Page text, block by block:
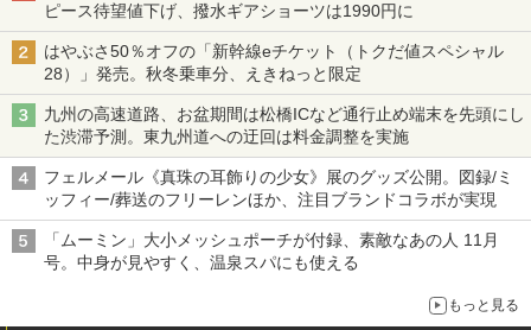
ピース待望値下げ、撥水ギアショーツは1990円に
はやぶさ50％オフの「新幹線eチケット（トクだ値スペシャル
28）」発売。秋冬乗車分、えきねっと限定
九州の高速道路、お盆期間は松橋ICなど通行止め端末を先頭にし
た渋滞予測。東九州道への迂回は料金調整を実施
フェルメール《真珠の耳飾りの少女》展のグッズ公開。図録/ミ
ッフィー/葬送のフリーレンほか、注目ブランドコラボが実現
「ムーミン」大小メッシュポーチが付録、素敵なあの人 11月
号。中身が見やすく、温泉スパにも使える
もっと見る